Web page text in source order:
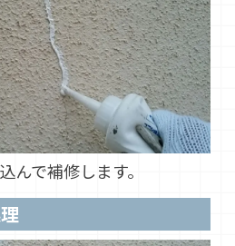
んで補修します。